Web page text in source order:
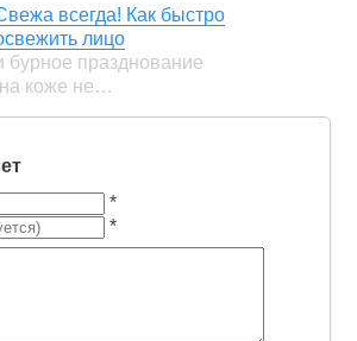
всегда! Как быстро
лицо
бурное празднование
коже не…
*
*